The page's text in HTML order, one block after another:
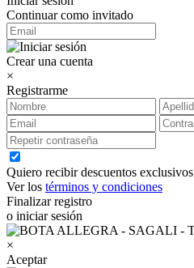
Continuar como invitado
Crear una cuenta
×
Registrarme
Quiero recibir descuentos
Ver los términos y condiciones
Finalizar registro
o iniciar sesión
×
Aceptar